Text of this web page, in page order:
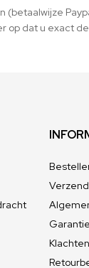
dat u exact